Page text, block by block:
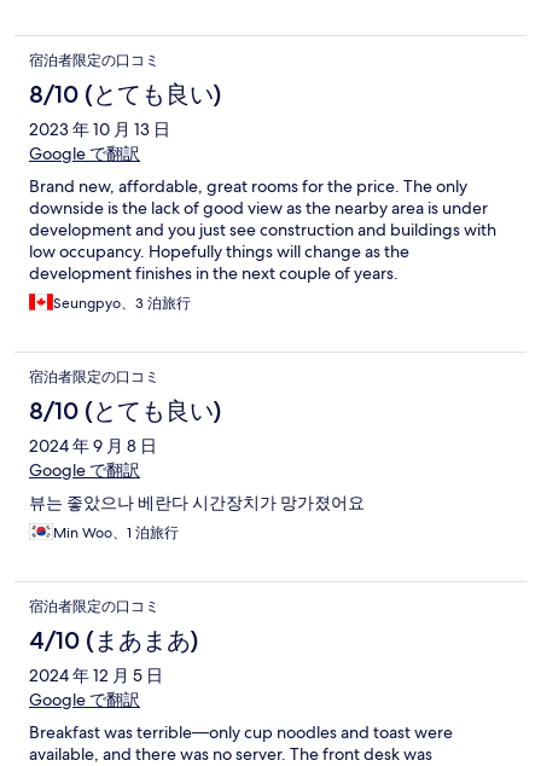
宿泊者限定の口コミ
8/10 (とても良い)
2023 年 10 月 13 日
Google で翻訳
Brand new, affordable, great rooms for the price. The only
downside is the lack of good view as the nearby area is under
development and you just see construction and buildings with
low occupancy. Hopefully things will change as the
development finishes in the next couple of years.
Seungpyo、3 泊旅行
宿泊者限定の口コミ
8/10 (とても良い)
2024 年 9 月 8 日
Google で翻訳
뷰는 좋았으나 베란다 시간장치가 망가졌어요
Min Woo、1 泊旅行
宿泊者限定の口コミ
4/10 (まあまあ)
2024 年 12 月 5 日
Google で翻訳
Breakfast was terrible—only cup noodles and toast were
available, and there was no server. The front desk was